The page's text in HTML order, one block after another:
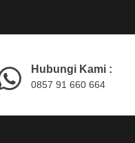
Hubungi Kami :
0857 91 660 664